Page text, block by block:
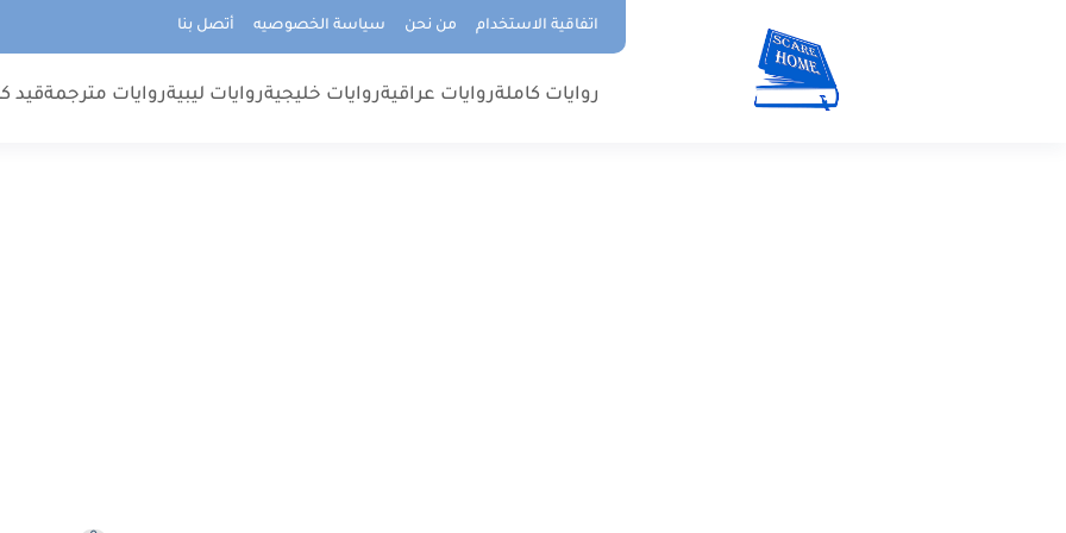
اتفاقية الاستخدام من نحن سياسة الخصوصيه أتصل بنا
روايات كاملةروايات عراقيةروايات خليجيةروايات ليبيةروايات مترجمةقيد